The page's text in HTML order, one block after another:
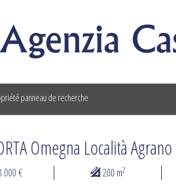
panneau de recherche
Omegna Località Agrano
000 € 200 m2